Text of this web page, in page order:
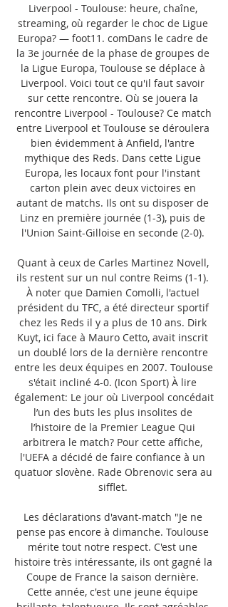
Liverpool - Toulouse: heure, chaîne,
streaming, où regarder le choc de Ligue
Europa? — foot11. comDans le cadre de
la 3e journée de la phase de groupes de
la Ligue Europa, Toulouse se déplace à
Liverpool. Voici tout ce qu'il faut savoir
sur cette rencontre. Où se jouera la
rencontre Liverpool - Toulouse? Ce match
entre Liverpool et Toulouse se déroulera
bien évidemment à Anfield, l'antre
mythique des Reds. Dans cette Ligue
Europa, les locaux font pour l'instant
carton plein avec deux victoires en
autant de matchs. Ils ont su disposer de
Linz en première journée (1-3), puis de
l'Union Saint-Gilloise en seconde (2-0).
Quant à ceux de Carles Martinez Novell,
ils restent sur un nul contre Reims (1-1).
À noter que Damien Comolli, l'actuel
président du TFC, a été directeur sportif
chez les Reds il y a plus de 10 ans. Dirk
Kuyt, ici face à Mauro Cetto, avait inscrit
un doublé lors de la dernière rencontre
entre les deux équipes en 2007. Toulouse
s'était incliné 4-0. (Icon Sport) À lire
également: Le jour où Liverpool concédait
l’un des buts les plus insolites de
l’histoire de la Premier League Qui
arbitrera le match? Pour cette affiche,
l'UEFA a décidé de faire confiance à un
quatuor slovène. Rade Obrenovic sera au
sifflet.
Les déclarations d'avant-match "Je ne
pense pas encore à dimanche. Toulouse
mérite tout notre respect. C'est une
histoire très intéressante, ils ont gagné la
Coupe de France la saison dernière.
Cette année, c'est une jeune équipe